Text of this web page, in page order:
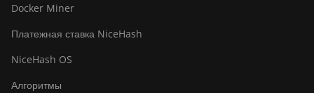
Docker Miner
Платежная ставка NiceHash
NiceHash OS
Алгоритмы